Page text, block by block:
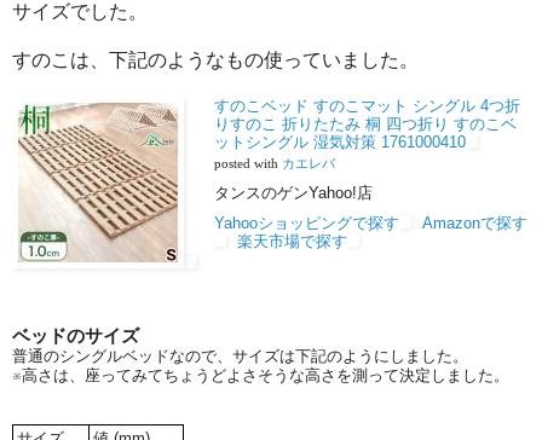
サイズでした。
すのこは、下記のようなもの使っていました。
すのこベッド すのこマット シングル 4つ折
りすのこ 折りたたみ 桐 四つ折り すのこベ
ットシングル 湿気対策 1761000410
posted with カエレバ
タンスのゲンYahoo!店
Yahooショッピングで探す
Amazonで探す
楽天市場で探す
ベッドのサイズ
普通のシングルベッドなので、サイズは下記のようにしました。
※高さは、座ってみてちょうどよさそうな高さを測って決定しました。